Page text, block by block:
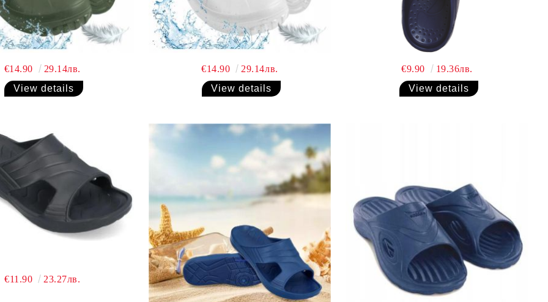
€14.90
29.14лв.
View details
€14.90
29.14лв.
View details
€9.90
19.36лв.
View details
€11.90 23.27лв.